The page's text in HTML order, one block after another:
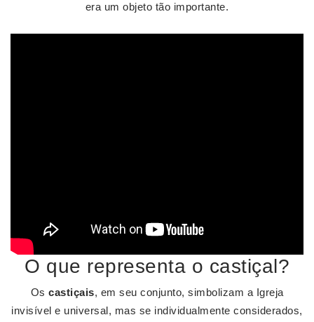
era um objeto tão importante.
O que representa o castiçal?
Os castiçais, em seu conjunto, simbolizam a Igreja
invisível e universal, mas se individualmente considerados,